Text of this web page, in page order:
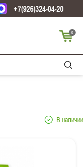
+7(926)324-04-20
0
В наличии